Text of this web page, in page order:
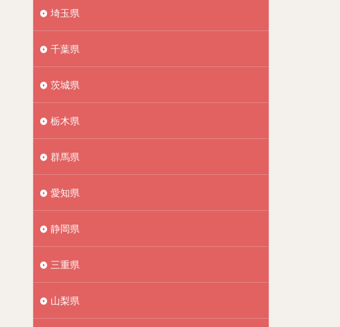
埼玉県
千葉県
茨城県
栃木県
群馬県
愛知県
静岡県
三重県
山梨県